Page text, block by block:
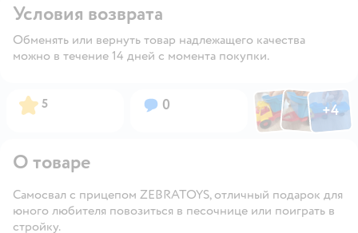
Условия возврата
Обменять или вернуть товар надлежащего качества
можно в течение 14 дней с момента покупки.
Рейтинг:
5 Вопросов:
0 ФотоФотоФото
+4
Открыть
О товаре
Самосвал с прицепом ZEBRATOYS, отличный подарок для
юного любителя повозиться в песочнице или поиграть в
стройку.